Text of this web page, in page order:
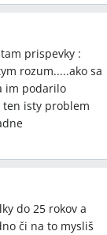
zatiaľ čo
a že ide skôr o
s lékařsky
Bielik) pri riešení
keď
prispevky :
rozum.....ako sa
im podarilo
ten isty problem
do 25 rokov a
či na to mysliš